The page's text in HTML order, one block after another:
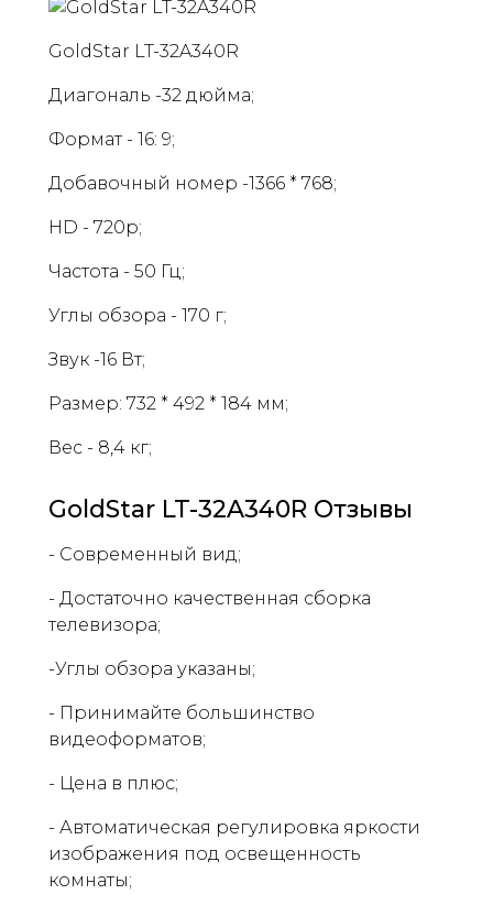
GoldStar LT-32A340R
Диагональ -32 дюйма;
Формат - 16: 9;
Добавочный номер -1366 * 768;
HD - 720p;
Частота - 50 Гц;
Углы обзора - 170 г;
Звук -16 Вт;
Размер: 732 * 492 * 184 мм;
Вес - 8,4 кг;
GoldStar LT-32A340R Отзывы
- Современный вид;
- Достаточно качественная сборка
телевизора;
-Углы обзора указаны;
- Принимайте большинство
видеоформатов;
- Цена в плюс;
- Автоматическая регулировка яркости
изображения под освещенность
комнаты;